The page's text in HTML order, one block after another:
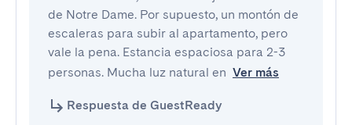
de Notre Dame. Por supuesto, un montón de
escaleras para subir al apartamento, pero
vale la pena. Estancia espaciosa para 2-3
personas. Mucha luz natural en Ver más
Respuesta de GuestReady